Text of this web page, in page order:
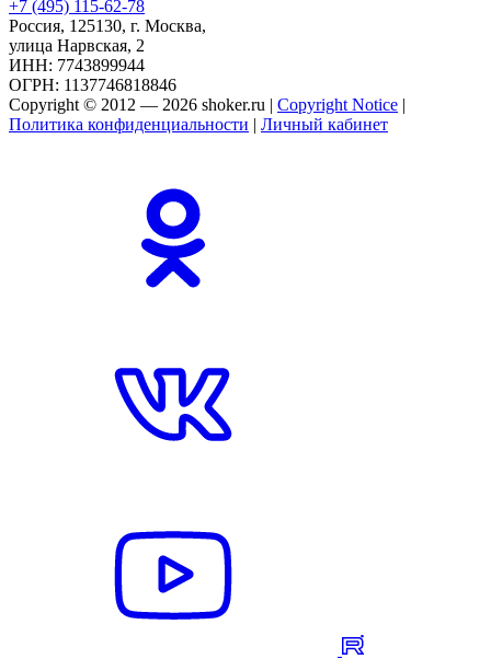
+7 (495) 115-62-78
Россия, 125130, г. Москва,
улица Нарвская, 2
ИНН: 7743899944
ОГРН: 1137746818846
Copyright © 2012 — 2026 shoker.ru | Copyright Notice |
Политика конфиденциальности | Личный кабинет